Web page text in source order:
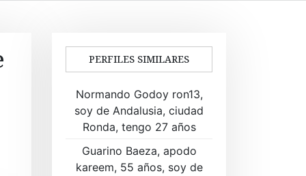
PERFILES SIMILARES
Normando Godoy ron13,
soy de Andalusia, ciudad
Ronda, tengo 27 años
Guarino Baeza, apodo
kareem, 55 años, soy de